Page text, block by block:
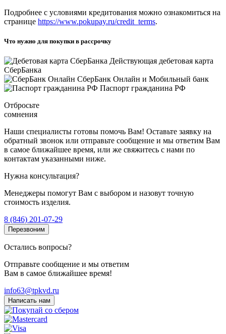
Подробнее с условиями кредитования можно ознакомиться на
странице https://www.pokupay.ru/credit_terms.
Что нужно для покупки в рассрочку
Действующая дебетовая карта
СберБанка
СберБанк Онлайн и Мобильный банк
Паспорт гражданина РФ
Отбросьте
сомнения
Наши специалисты готовы помочь Вам! Оставьте заявку на
обратный звонок или отправьте сообщение и мы ответим Вам
в самое ближайшее время, или же свяжитесь с нами по
контактам указанными ниже.
Нужна консультация?
Менеджеры помогут Вам с выбором и назовут точную
стоимость изделия.
8 (846) 201-07-29
Перезвоним
Остались вопросы?
Отправьте сообщение и мы ответим
Вам в самое ближайшее время!
info63@tpkvd.ru
Написать нам